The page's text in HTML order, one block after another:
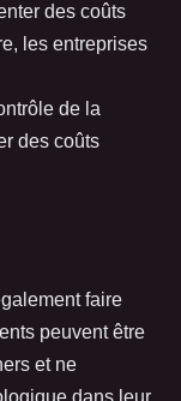
des coûts
les entreprises
de la
des coûts
faire
peuvent être
et ne